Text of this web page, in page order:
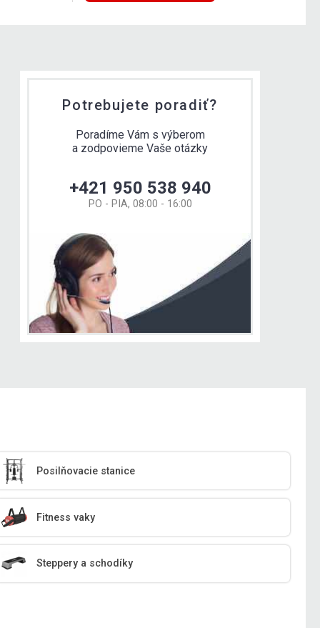
Potrebujete poradiť?
Poradíme Vám s výberom
a zodpovieme Vaše otázky
+421 950 538 940
PO - PIA, 08:00 - 16:00
Posilňovacie stanice
Fitness vaky
Steppery a schodíky